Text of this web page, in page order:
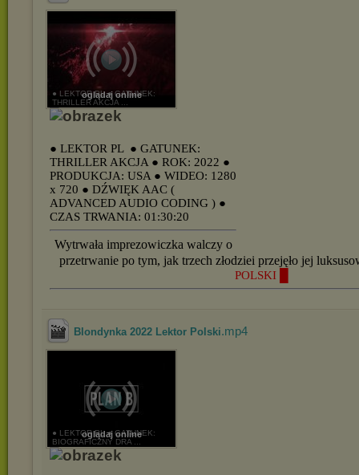
oglądaj online
● LEKTOR PL ● GATUNEK:
THRILLER AKCJA ...
● LEKTOR PL ● GATUNEK:
THRILLER AKCJA ● ROK: 2022 ●
PRODUKCJA: USA ● WIDEO: 1280
x 720 ● DŹWIĘK AAC (
ADVANCED AUDIO CODING ) ●
CZAS TRWANIA: 01:30:20
Wytrwała imprezowiczka walczy o
przetrwanie po tym, jak trzech złodziei przejęło jej
POLSKI █
Blondynka 2022 Lektor Polski.mp4
oglądaj online
● LEKTOR PL ● GATUNEK:
BIOGRAFICZNY DRA ...